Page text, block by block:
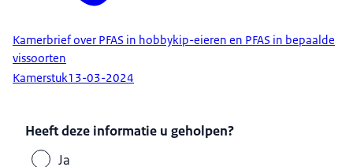
Kamerbrief over PFAS in hobbykip-eieren en PFAS in bepaalde
vissoorten
Kamerstuk13-03-2024
Heeft deze informatie u geholpen?
Ja